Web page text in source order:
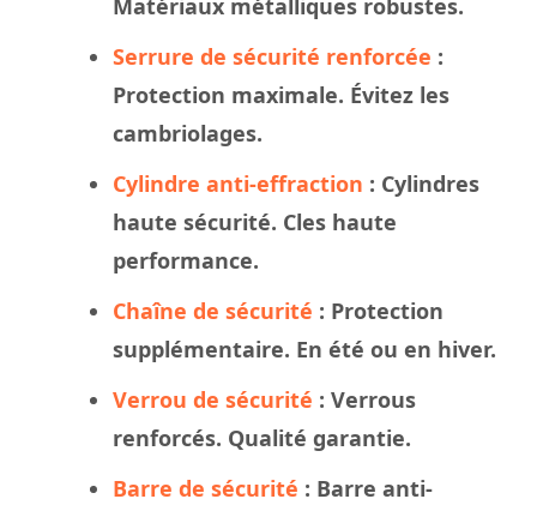
Matériaux métalliques robustes.
Serrure de sécurité renforcée :
Protection maximale. Évitez les
cambriolages.
Cylindre anti-effraction : Cylindres
haute sécurité. Cles haute
performance.
Chaîne de sécurité : Protection
supplémentaire. En été ou en hiver.
Verrou de sécurité : Verrous
renforcés. Qualité garantie.
Barre de sécurité : Barre anti-